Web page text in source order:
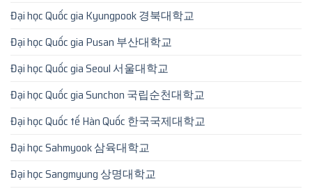
Đại học Quốc gia Kyungpook 경북대학교
Đại học Quốc gia Pusan 부산대학교
Đại học Quốc gia Seoul 서울대학교
Đại học Quốc gia Sunchon 국립순천대학교
Đại học Quốc tế Hàn Quốc 한국국제대학교
Đại học Sahmyook 삼육대학교
Đại học Sangmyung 상명대학교